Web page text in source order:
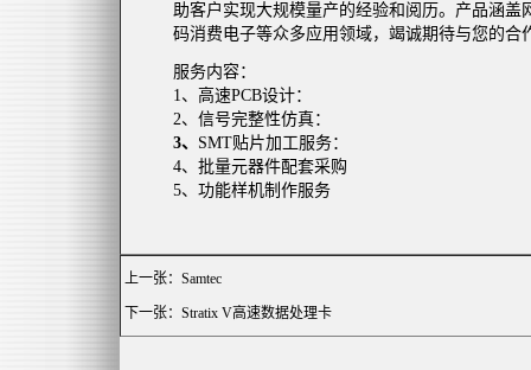
助客户实现大规模量产的经验和阅历。产品涵盖
码消费电子等众多应用领域，竭诚期待与您的合
服务内容：
1、高速PCB设计：
2、信号完整性仿真：
3、 SMT贴片加工服务：
4、批量元器件配套采购
5、功能样机制作服务
上一张： Samtec
下一张： Stratix V高速数据处理卡